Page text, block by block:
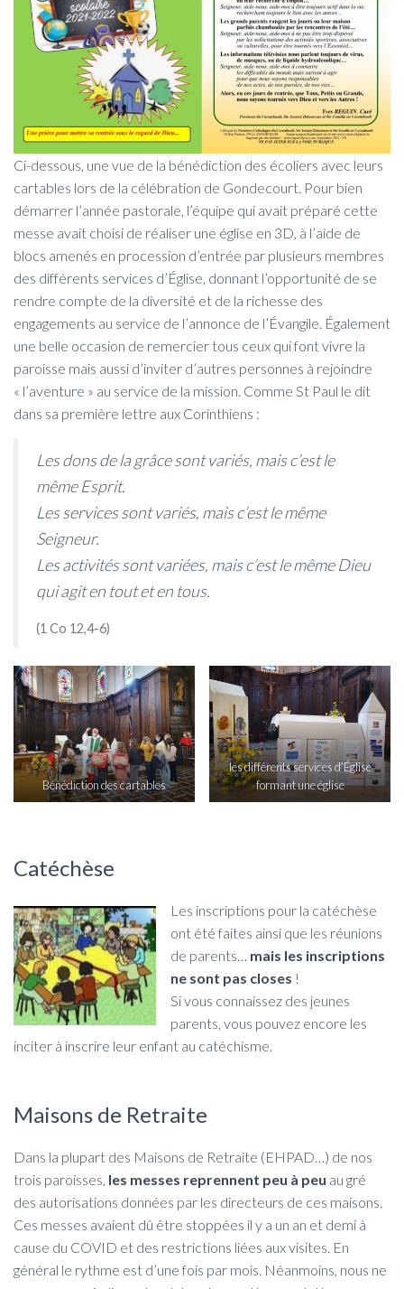
Ci-dessous, une vue de la bénédiction des écoliers avec leurs
cartables lors de la célébration de Gondecourt. Pour bien
démarrer l’année pastorale, l’équipe qui avait préparé cette
messe avait choisi de réaliser une église en 3D, à l’aide de
blocs amenés en procession d’entrée par plusieurs membres
des différents services d’Église, donnant l’opportunité de se
rendre compte de la diversité et de la richesse des
engagements au service de l’annonce de l’Évangile. Également
une belle occasion de remercier tous ceux qui font vivre la
paroisse mais aussi d’inviter d’autres personnes à rejoindre
« l’aventure » au service de la mission. Comme St Paul le dit
dans sa première lettre aux Corinthiens :
Les dons de la grâce sont variés, mais c’est le
même Esprit.
Les services sont variés, mais c’est le même
Seigneur.
Les activités sont variées, mais c’est le même Dieu
qui agit en tout et en tous.
(1 Co 12,4-6)
Bénédiction des cartables
les différents services d’Église
formant une église
Catéchèse
Les inscriptions pour la catéchèse
ont été faites ainsi que les réunions
de parents… mais les inscriptions
ne sont pas closes !
Si vous connaissez des jeunes
parents, vous pouvez encore les
inciter à inscrire leur enfant au catéchisme.
Maisons de Retraite
Dans la plupart des Maisons de Retraite (EHPAD…) de nos
trois paroisses, les messes reprennent peu à peu au gré
des autorisations données par les directeurs de ces maisons.
Ces messes avaient dû être stoppées il y a un an et demi à
cause du COVID et des restrictions liées aux visites. En
général le rythme est d’une fois par mois. Néanmoins, nous ne